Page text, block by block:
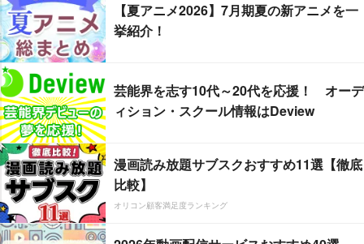
【夏アニメ2026】7月期夏の新アニメを一
挙紹介！
芸能界を志す10代～20代を応援！ オーデ
ィション・スクール情報はDeview
漫画読み放題サブスクおすすめ11選【徹底
比較】
オリコン顧客満足度ランキング